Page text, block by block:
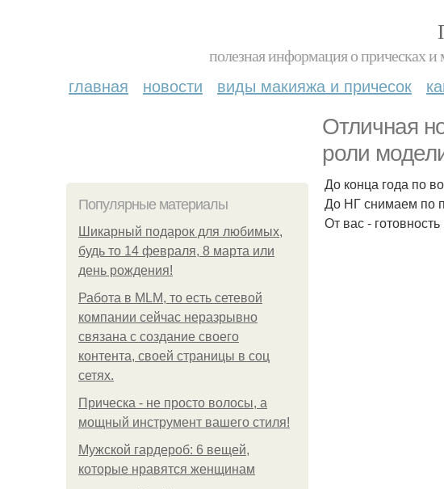
полезная информация о прическах
главная новости виды макияжа и причесок
Отличная
роли
Популярные материалы
Шикарный подарок для любимых,
будь то 14 февраля, 8 марта или
день рождения!
Работа в MLM, то есть сетевой
компании сейчас неразрывно
связана с создание своего
контента, своей страницы в соц
сетях.
Прическа - не просто волосы, а
мощный инструмент вашего стиля!
Мужской гардероб: 6 вещей,
которые нравятся женщинам
До конца года по
До НГ снимаем по
От вас -